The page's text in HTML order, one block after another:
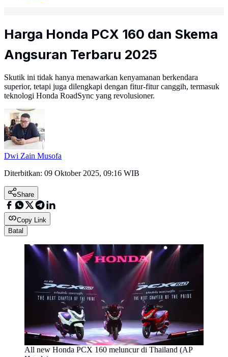
Harga Honda PCX 160 dan Skema
Angsuran Terbaru 2025
Skutik ini tidak hanya menawarkan kenyamanan berkendara
superior, tetapi juga dilengkapi dengan fitur-fitur canggih, termasuk
teknologi Honda RoadSync yang revolusioner.
Dwi Zain Musofa
Diterbitkan: 09 Oktober 2025, 09:16 WIB
Share
Copy Link
Batal
All new Honda PCX 160 meluncur di Thailand (AP